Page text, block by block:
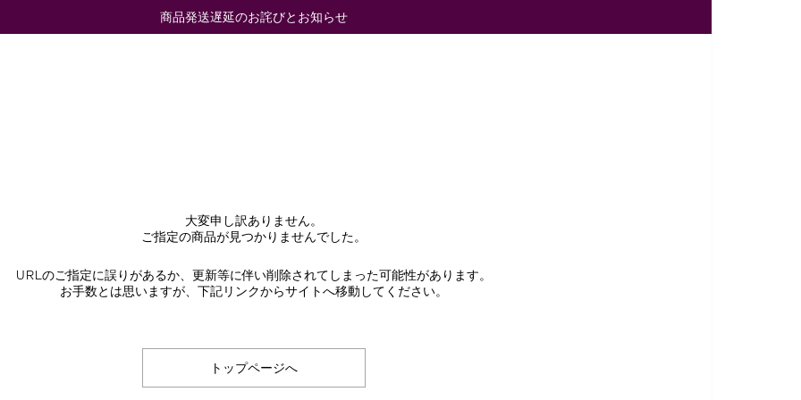
商品発送遅延のお詫びとお知らせ
大変申し訳ありません。
ご指定の商品が見つかりませんでした。
URLのご指定に誤りがあるか、更新等に伴い削除されてしまった可能性があります。
お手数とは思いますが、下記リンクからサイトへ移動してください。
トップページへ